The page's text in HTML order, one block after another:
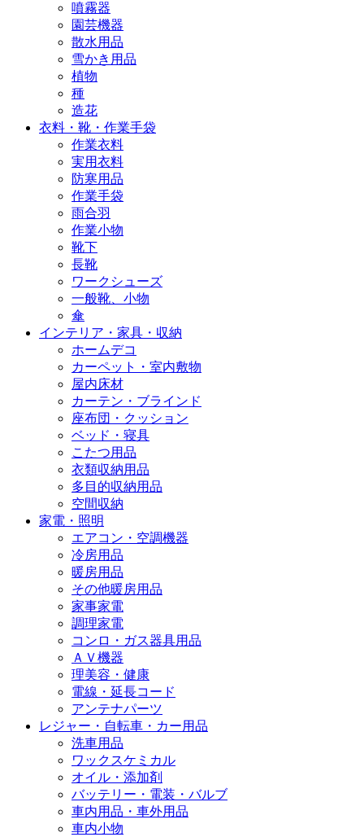
噴霧器
園芸機器
散水用品
雪かき用品
植物
種
造花
衣料・靴・作業手袋
作業衣料
実用衣料
防寒用品
作業手袋
雨合羽
作業小物
靴下
長靴
ワークシューズ
一般靴、小物
傘
インテリア・家具・収納
ホームデコ
カーペット・室内敷物
屋内床材
カーテン・ブラインド
座布団・クッション
ベッド・寝具
こたつ用品
衣類収納用品
多目的収納用品
空間収納
家電・照明
エアコン・空調機器
冷房用品
暖房用品
その他暖房用品
家事家電
調理家電
コンロ・ガス器具用品
ＡＶ機器
理美容・健康
電線・延長コード
アンテナパーツ
レジャー・自転車・カー用品
洗車用品
ワックスケミカル
オイル・添加剤
バッテリー・電装・バルブ
車内用品・車外用品
車内小物